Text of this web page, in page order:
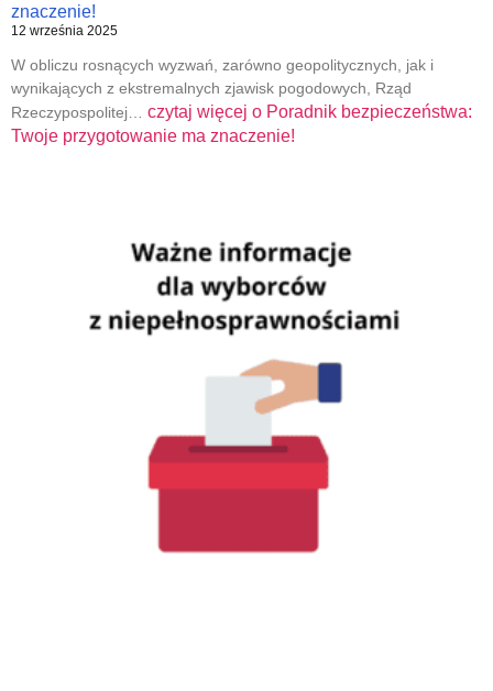
znaczenie!
12 września 2025
W obliczu rosnących wyzwań, zarówno geopolitycznych, jak i
wynikających z ekstremalnych zjawisk pogodowych, Rząd
Rzeczypospolitej… czytaj więcej o Poradnik bezpieczeństwa:
Twoje przygotowanie ma znaczenie!